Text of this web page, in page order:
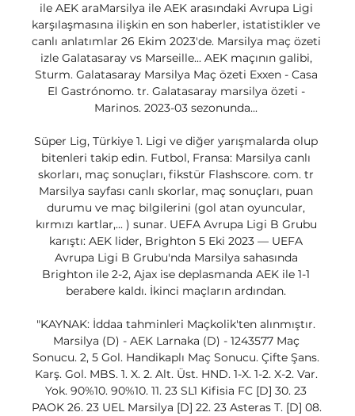
ile AEK araMarsilya ile AEK arasındaki Avrupa Ligi
karşılaşmasına ilişkin en son haberler, istatistikler ve
canlı anlatımlar 26 Ekim 2023'de. Marsilya maç özeti
izle Galatasaray vs Marseille... AEK maçının galibi,
Sturm. Galatasaray Marsilya Maç özeti Exxen - Casa
El Gastrónomo. tr. Galatasaray marsilya özeti -
Marinos. 2023-03 sezonunda...
Süper Lig, Türkiye 1. Ligi ve diğer yarışmalarda olup
bitenleri takip edin. Futbol, Fransa: Marsilya canlı
skorları, maç sonuçları, fikstür Flashscore. com. tr
Marsilya sayfası canlı skorlar, maç sonuçları, puan
durumu ve maç bilgilerini (gol atan oyuncular,
kırmızı kartlar,... ) sunar. UEFA Avrupa Ligi B Grubu
karıştı: AEK lider, Brighton 5 Eki 2023 — UEFA
Avrupa Ligi B Grubu'nda Marsilya sahasında
Brighton ile 2-2, Ajax ise deplasmanda AEK ile 1-1
berabere kaldı. İkinci maçların ardından.
"KAYNAK: İddaa tahminleri Maçkolik'ten alınmıştır.
Marsilya (D) - AEK Larnaka (D) - 1243577 Maç
Sonucu. 2, 5 Gol. Handikaplı Maç Sonucu. Çifte Şans.
Karş. Gol. MBS. 1. X. 2. Alt. Üst. HND. 1-X. 1-2. X-2. Var.
Yok. 90%10. 90%10. 11. 23 SL1 Kifisia FC [D] 30. 23
PAOK 26. 23 UEL Marsilya [D] 22. 23 Asteras T. [D] 08.